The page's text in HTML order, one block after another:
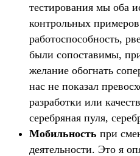
тестирования мы оба
контрольных
работоспособность,
были сопоставимы,
желание обогнать
нас не показал
разработки или
серебряная пуля,
Мобильность при
деятельности. Это я